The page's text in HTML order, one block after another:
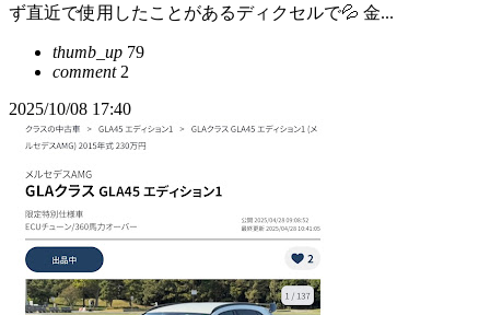
ず直近で使用したことがあるディクセルで💦 金...
thumb_up 79
comment2
2025/10/08 17:40